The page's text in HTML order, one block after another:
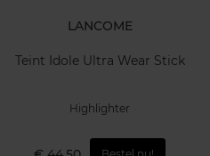
LANCOME
Teint Idole Ultra Wear Stick
Highlighter